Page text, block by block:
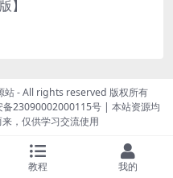
】
站- All rights reserved 版权所有
备23090002000115号| 本站资源均
，仅供学习交流使用
教程 我的